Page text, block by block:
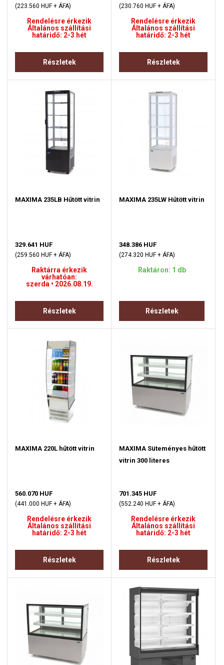
(223.560 HUF + ÁFA)
Rendelésre érkezik
Általános szállítási
határidő: 2-3 hét
Részletek
(230.760 HUF + ÁFA)
Rendelésre érkezik
Általános szállítási
határidő: 2-3 hét
Részletek
MAXIMA 235LB Hűtött vitrin
329.641 HUF
(259.560 HUF + ÁFA)
Raktárra érkezik
várhatóan:
szerda • 2026.08.19.
Részletek
MAXIMA 235LW Hűtött vitrin
348.386 HUF
(274.320 HUF + ÁFA)
Raktáron: 1 db
Részletek
MAXIMA 220L hűtött vitrin
560.070 HUF
(441.000 HUF + ÁFA)
Rendelésre érkezik
Általános szállítási
határidő: 2-3 hét
Részletek
MAXIMA Süteményes hűtött
vitrin 300 literes
701.345 HUF
(552.240 HUF + ÁFA)
Rendelésre érkezik
Általános szállítási
határidő: 2-3 hét
Részletek